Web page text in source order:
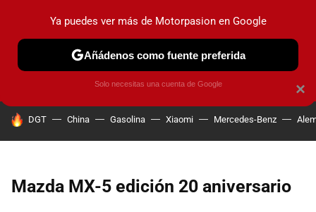
PRUEBAS COCHES ELÉCTRICOS OBSERVATORIO
HOY SE HABLA DE
DGT China Gasolina Xiaomi Mercedes-Benz
Mazda MX-5 edición 20 aniversario
×
Ya puedes ver más de Motorpasion en Google
Añádenos como fuente preferida
Solo necesitas una cuenta de Google